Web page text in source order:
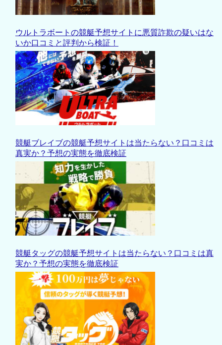
ウルトラボートの競艇予想サイトに悪質詐欺の疑いはな
いか口コミと評判から検証！
競艇ブレイブの競艇予想サイトは当たらない？口コミは
真実か？予想の実態を徹底検証
競艇タッグの競艇予想サイトは当たらない？口コミは真
実か？予想の実態を徹底検証